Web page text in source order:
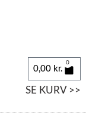
0,00 kr.
0
SE KURV >>